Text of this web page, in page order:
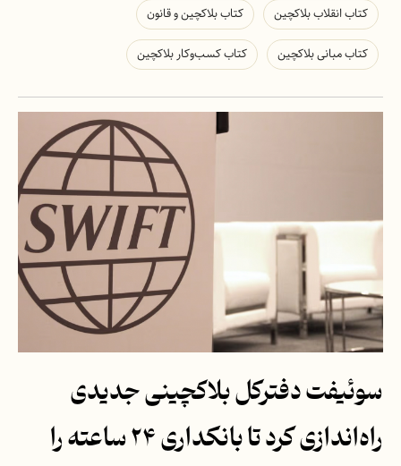
کتاب انقلاب بلاکچین کتاب بلاکچین و قانون
کتاب مبانی بلاکچین کتاب کسب‌وکار بلاکچین
سوئیفت دفترکل بلاکچینی جدیدی
راه‌اندازی کرد تا بانکداری ۲۴ ساعته را